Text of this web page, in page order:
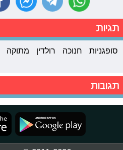
תגיות
סופגניות חנוכה רולדין מתוקה
תגובות